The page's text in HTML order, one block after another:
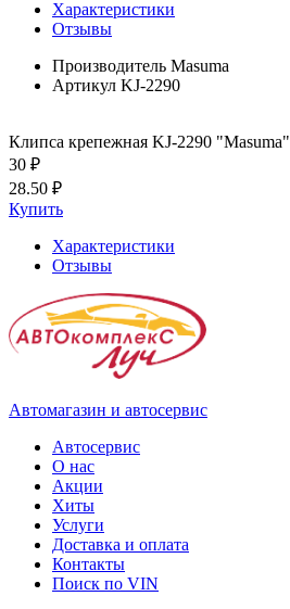
Характеристики
Отзывы
Производитель Masuma
Артикул KJ-2290
Клипса крепежная KJ-2290
30 ₽
28.50 ₽
Купить
Характеристики
Отзывы
Автомагазин и автосервис
Автосервис
О нас
Акции
Хиты
Услуги
Доставка и оплата
Контакты
Поиск по VIN